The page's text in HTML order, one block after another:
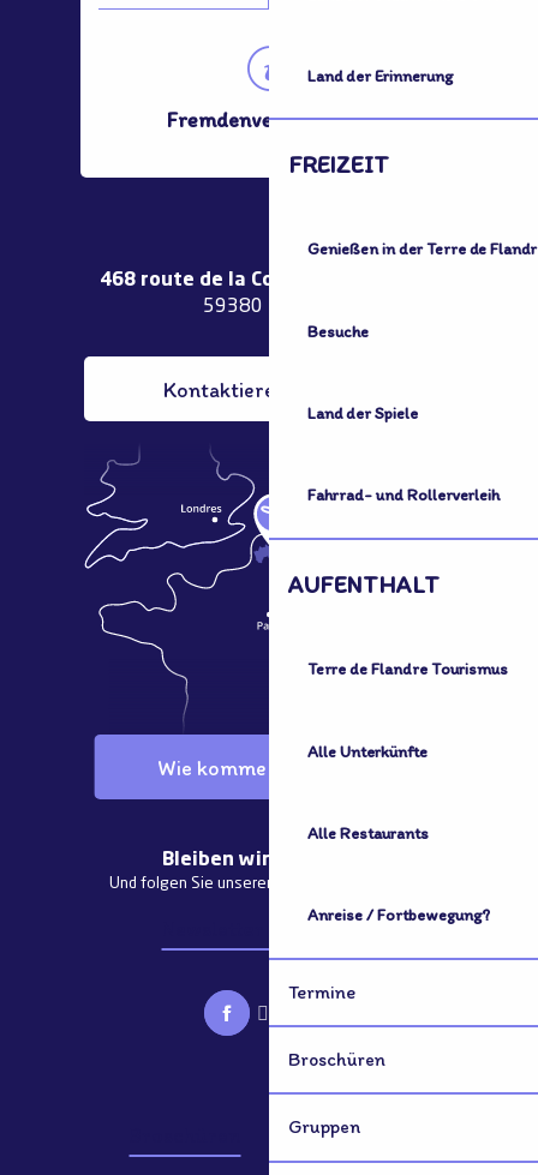
Land der Erinnerung
FREIZEIT
Genießen in der Terre de
Besuche
Land der Spiele
Fahrrad- und Rollerverleih
AUFENTHALT
Terre de Flandre Tourismus
Alle Unterkünfte
Alle Restaurants
Anreise / Fortbewegung?
Termine
Broschüren
Gruppen
Fremdenverkehrsamt
468 route de la Couronne de Bierne
59380 Bergues
Kontaktieren Sie uns
Wie komme ich dorthin?
Bleiben wir in Kontakt
Und folgen Sie unseren aktuellen Nachrichten
Newsletter abonnieren
Gruppen